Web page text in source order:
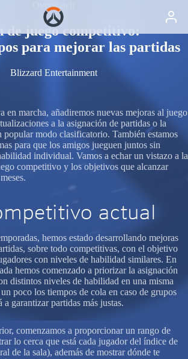
Overwatch
de juego competitivo:
para mejorar las partidas
Blizzard Entertainment
en marcha, añadiremos nuevas mejoras al juego
a la asignación de partidas o la
popular modo clasificatorio. También estamos
para que los amigos jueguen juntos sin
individual. Vamos a echar un vistazo a la
competitivo y los objetivos que alcanzar
actual
hemos estado desarrollando mejoras
sobre todo competitivas, con el objetivo
con niveles de habilidad similares. En
hemos comenzado a priorizar la asignación
distintos niveles de habilidad en una misma
poco los tiempos de cola en caso de grupos
a garantizar partidas más justas.
comenzamos a proporcionar un rango de
lo cerca que está cada jugador del índice de
de la sala), además de mostrar dónde te